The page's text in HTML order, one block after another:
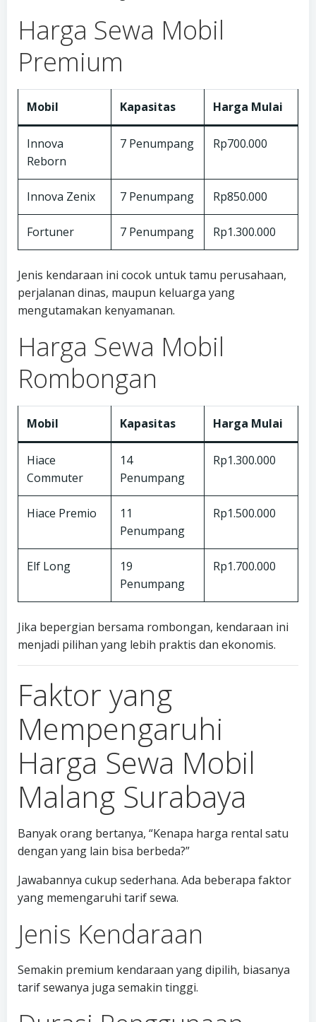
Harga Sewa Mobil
Premium
Mobil Kapasitas Harga Mulai
Innova
Reborn
7 Penumpang Rp700.000
Innova Zenix 7 Penumpang Rp850.000
Fortuner 7 Penumpang Rp1.300.000
Jenis kendaraan ini cocok untuk tamu perusahaan,
perjalanan dinas, maupun keluarga yang
mengutamakan kenyamanan.
Harga Sewa Mobil
Rombongan
Mobil Kapasitas Harga Mulai
Hiace
Commuter
14
Penumpang
Rp1.300.000
Hiace Premio
11
Penumpang
Rp1.500.000
Elf Long
19
Penumpang
Rp1.700.000
Jika bepergian bersama rombongan, kendaraan ini
menjadi pilihan yang lebih praktis dan ekonomis.
Faktor yang
Mempengaruhi
Harga Sewa Mobil
Malang Surabaya
Banyak orang bertanya, “Kenapa harga rental satu
dengan yang lain bisa berbeda?”
Jawabannya cukup sederhana. Ada beberapa faktor
yang memengaruhi tarif sewa.
Jenis Kendaraan
Semakin premium kendaraan yang dipilih, biasanya
tarif sewanya juga semakin tinggi.